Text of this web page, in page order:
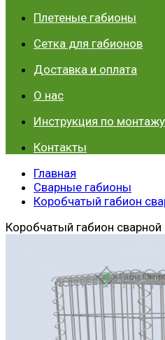
Плетеные габионы
Сетка для габионов
Доставка и оплата
О нас
Инструкция по монтажу
Контакты
Главная
Сварные габионы
Коробчатый габион
Коробчатый габион